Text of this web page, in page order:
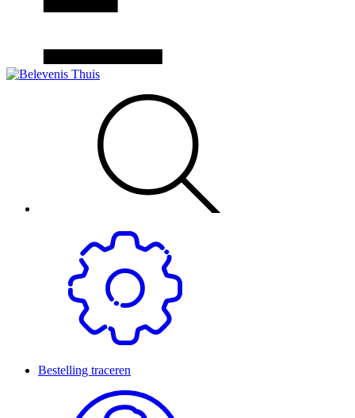
Bestelling traceren